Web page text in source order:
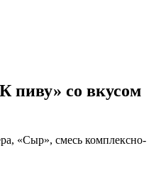
пиву» со вкусом
«Сыр», смесь комплексно-